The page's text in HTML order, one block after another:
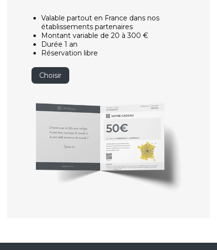
Valable partout en France dans nos
établissements partenaires
Montant variable de 20 à 300 €
Durée 1 an
Réservation libre
Choisir